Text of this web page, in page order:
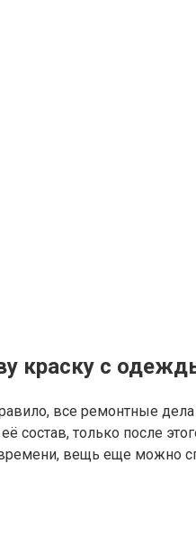
краску с
все ремонтные
состав, только после
вещь еще можно